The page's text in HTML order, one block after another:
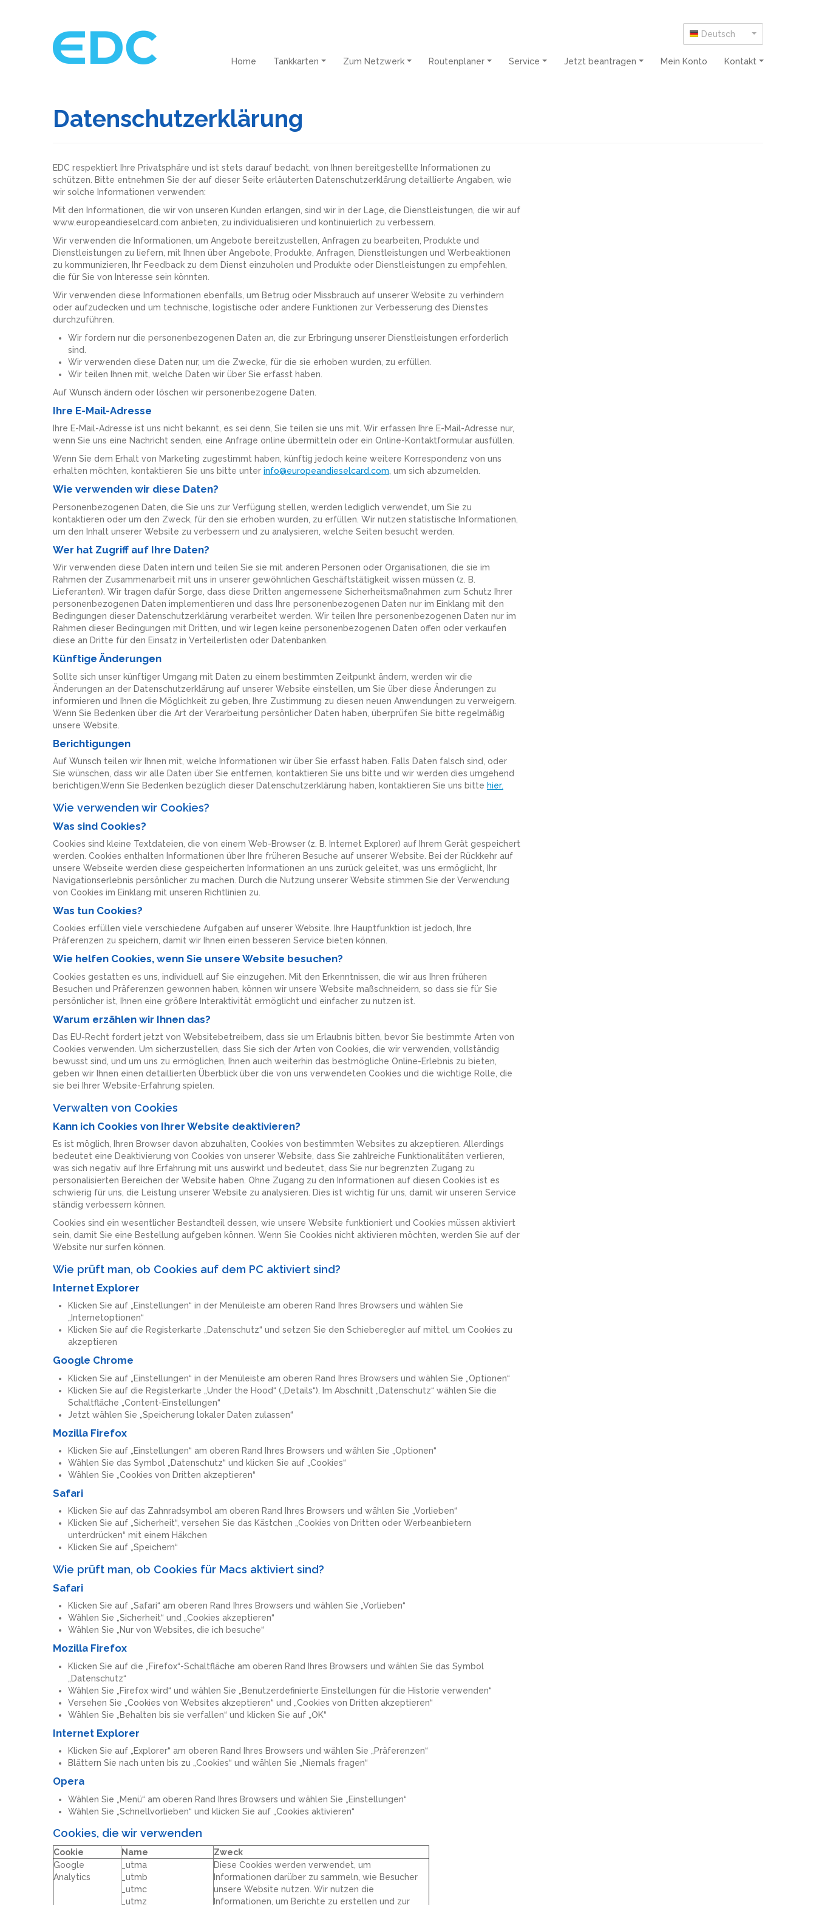
Home Tankkarten Zum Netzwerk Routenplaner Service Jetzt beantragen Mein Konto Kontakt
Deutsch
Datenschutzerklärung
EDC respektiert Ihre Privatsphäre und ist stets darauf bedacht, von Ihnen bereitgestellte Informationen zu
schützen. Bitte entnehmen Sie der auf dieser Seite erläuterten Datenschutzerklärung detaillierte Angaben, wie
wir solche Informationen verwenden:
Mit den Informationen, die wir von unseren Kunden erlangen, sind wir in der Lage, die Dienstleistungen, die wir auf
www.europeandieselcard.com anbieten, zu individualisieren und kontinuierlich zu verbessern.
Wir verwenden die Informationen, um Angebote bereitzustellen, Anfragen zu bearbeiten, Produkte und
Dienstleistungen zu liefern, mit Ihnen über Angebote, Produkte, Anfragen, Dienstleistungen und Werbeaktionen
zu kommunizieren, Ihr Feedback zu dem Dienst einzuholen und Produkte oder Dienstleistungen zu empfehlen,
die für Sie von Interesse sein könnten.
Wir verwenden diese Informationen ebenfalls, um Betrug oder Missbrauch auf unserer Website zu verhindern
oder aufzudecken und um technische, logistische oder andere Funktionen zur Verbesserung des Dienstes
durchzuführen.
Wir fordern nur die personenbezogenen Daten an, die zur Erbringung unserer Dienstleistungen erforderlich
sind.
Wir verwenden diese Daten nur, um die Zwecke, für die sie erhoben wurden, zu erfüllen.
Wir teilen Ihnen mit, welche Daten wir über Sie erfasst haben.
Auf Wunsch ändern oder löschen wir personenbezogene Daten.
Ihre E-Mail-Adresse
Ihre E-Mail-Adresse ist uns nicht bekannt, es sei denn, Sie teilen sie uns mit. Wir erfassen Ihre E-Mail-Adresse nur,
wenn Sie uns eine Nachricht senden, eine Anfrage online übermitteln oder ein Online-Kontaktformular ausfüllen.
Wenn Sie dem Erhalt von Marketing zugestimmt haben, künftig jedoch keine weitere Korrespondenz von uns
erhalten möchten, kontaktieren Sie uns bitte unter info@europeandieselcard.com, um sich abzumelden.
Wie verwenden wir diese Daten?
Personenbezogenen Daten, die Sie uns zur Verfügung stellen, werden lediglich verwendet, um Sie zu
kontaktieren oder um den Zweck, für den sie erhoben wurden, zu erfüllen. Wir nutzen statistische Informationen,
um den Inhalt unserer Website zu verbessern und zu analysieren, welche Seiten besucht werden.
Wer hat Zugriff auf Ihre Daten?
Wir verwenden diese Daten intern und teilen Sie sie mit anderen Personen oder Organisationen, die sie im
Rahmen der Zusammenarbeit mit uns in unserer gewöhnlichen Geschäftstätigkeit wissen müssen (z. B.
Lieferanten). Wir tragen dafür Sorge, dass diese Dritten angemessene Sicherheitsmaßnahmen zum Schutz Ihrer
personenbezogenen Daten implementieren und dass Ihre personenbezogenen Daten nur im Einklang mit den
Bedingungen dieser Datenschutzerklärung verarbeitet werden. Wir teilen Ihre personenbezogenen Daten nur im
Rahmen dieser Bedingungen mit Dritten, und wir legen keine personenbezogenen Daten offen oder verkaufen
diese an Dritte für den Einsatz in Verteilerlisten oder Datenbanken.
Künftige Änderungen
Sollte sich unser künftiger Umgang mit Daten zu einem bestimmten Zeitpunkt ändern, werden wir die
Änderungen an der Datenschutzerklärung auf unserer Website einstellen, um Sie über diese Änderungen zu
informieren und Ihnen die Möglichkeit zu geben, Ihre Zustimmung zu diesen neuen Anwendungen zu verweigern.
Wenn Sie Bedenken über die Art der Verarbeitung persönlicher Daten haben, überprüfen Sie bitte regelmäßig
unsere Website.
Berichtigungen
Auf Wunsch teilen wir Ihnen mit, welche Informationen wir über Sie erfasst haben. Falls Daten falsch sind, oder
Sie wünschen, dass wir alle Daten über Sie entfernen, kontaktieren Sie uns bitte und wir werden dies umgehend
berichtigen.Wenn Sie Bedenken bezüglich dieser Datenschutzerklärung haben, kontaktieren Sie uns bitte hier.
Wie verwenden wir Cookies?
Was sind Cookies?
Cookies sind kleine Textdateien, die von einem Web-Browser (z. B. Internet Explorer) auf Ihrem Gerät gespeichert
werden. Cookies enthalten Informationen über Ihre früheren Besuche auf unserer Website. Bei der Rückkehr auf
unsere Webseite werden diese gespeicherten Informationen an uns zurück geleitet, was uns ermöglicht, Ihr
Navigationserlebnis persönlicher zu machen. Durch die Nutzung unserer Website stimmen Sie der Verwendung
von Cookies im Einklang mit unseren Richtlinien zu.
Was tun Cookies?
Cookies erfüllen viele verschiedene Aufgaben auf unserer Website. Ihre Hauptfunktion ist jedoch, Ihre
Präferenzen zu speichern, damit wir Ihnen einen besseren Service bieten können.
Wie helfen Cookies, wenn Sie unsere Website besuchen?
Cookies gestatten es uns, individuell auf Sie einzugehen. Mit den Erkenntnissen, die wir aus Ihren früheren
Besuchen und Präferenzen gewonnen haben, können wir unsere Website maßschneidern, so dass sie für Sie
persönlicher ist, Ihnen eine größere Interaktivität ermöglicht und einfacher zu nutzen ist.
Warum erzählen wir Ihnen das?
Das EU-Recht fordert jetzt von Websitebetreibern, dass sie um Erlaubnis bitten, bevor Sie bestimmte Arten von
Cookies verwenden. Um sicherzustellen, dass Sie sich der Arten von Cookies, die wir verwenden, vollständig
bewusst sind, und um uns zu ermöglichen, Ihnen auch weiterhin das bestmögliche Online-Erlebnis zu bieten,
geben wir Ihnen einen detaillierten Überblick über die von uns verwendeten Cookies und die wichtige Rolle, die
sie bei Ihrer Website-Erfahrung spielen.
Verwalten von Cookies
Kann ich Cookies von Ihrer Website deaktivieren?
Es ist möglich, Ihren Browser davon abzuhalten, Cookies von bestimmten Websites zu akzeptieren. Allerdings
bedeutet eine Deaktivierung von Cookies von unserer Website, dass Sie zahlreiche Funktionalitäten verlieren,
was sich negativ auf Ihre Erfahrung mit uns auswirkt und bedeutet, dass Sie nur begrenzten Zugang zu
personalisierten Bereichen der Website haben. Ohne Zugang zu den Informationen auf diesen Cookies ist es
schwierig für uns, die Leistung unserer Website zu analysieren. Dies ist wichtig für uns, damit wir unseren Service
ständig verbessern können.
Cookies sind ein wesentlicher Bestandteil dessen, wie unsere Website funktioniert und Cookies müssen aktiviert
sein, damit Sie eine Bestellung aufgeben können. Wenn Sie Cookies nicht aktivieren möchten, werden Sie auf der
Website nur surfen können.
Wie prüft man, ob Cookies auf dem PC aktiviert sind?
Internet Explorer
Klicken Sie auf „Einstellungen“ in der Menüleiste am oberen Rand Ihres Browsers und wählen Sie
„Internetoptionen“
Klicken Sie auf die Registerkarte „Datenschutz“ und setzen Sie den Schieberegler auf mittel, um Cookies zu
akzeptieren
Google Chrome
Klicken Sie auf „Einstellungen“ in der Menüleiste am oberen Rand Ihres Browsers und wählen Sie „Optionen“
Klicken Sie auf die Registerkarte „Under the Hood“ („Details“). Im Abschnitt „Datenschutz“ wählen Sie die
Schaltfläche „Content-Einstellungen“
Jetzt wählen Sie „Speicherung lokaler Daten zulassen“
Mozilla Firefox
Klicken Sie auf „Einstellungen“ am oberen Rand Ihres Browsers und wählen Sie „Optionen“
Wählen Sie das Symbol „Datenschutz“ und klicken Sie auf „Cookies“
Wählen Sie „Cookies von Dritten akzeptieren“
Safari
Klicken Sie auf das Zahnradsymbol am oberen Rand Ihres Browsers und wählen Sie „Vorlieben“
Klicken Sie auf „Sicherheit“, versehen Sie das Kästchen „Cookies von Dritten oder Werbeanbietern
unterdrücken“ mit einem Häkchen
Klicken Sie auf „Speichern“
Wie prüft man, ob Cookies für Macs aktiviert sind?
Safari
Klicken Sie auf „Safari“ am oberen Rand Ihres Browsers und wählen Sie „Vorlieben“
Wählen Sie „Sicherheit“ und „Cookies akzeptieren“
Wählen Sie „Nur von Websites, die ich besuche“
Mozilla Firefox
Klicken Sie auf die „Firefox“-Schaltfläche am oberen Rand Ihres Browsers und wählen Sie das Symbol
„Datenschutz“
Wählen Sie „Firefox wird“ und wählen Sie „Benutzerdefinierte Einstellungen für die Historie verwenden“
Versehen Sie „Cookies von Websites akzeptieren“ und „Cookies von Dritten akzeptieren“
Wählen Sie „Behalten bis sie verfallen“ und klicken Sie auf „OK“
Internet Explorer
Klicken Sie auf „Explorer“ am oberen Rand Ihres Browsers und wählen Sie „Präferenzen“
Blättern Sie nach unten bis zu „Cookies“ und wählen Sie „Niemals fragen“
Opera
Wählen Sie „Menü“ am oberen Rand Ihres Browsers und wählen Sie „Einstellungen“
Wählen Sie „Schnellvorlieben“ und klicken Sie auf „Cookies aktivieren“
Cookies, die wir verwenden
Cookie Name
Zweck
Google
Analytics
_utma
_utmb
_utmc
_utmz
Diese Cookies werden verwendet, um
Informationen darüber zu sammeln, wie Besucher
unsere Website nutzen. Wir nutzen die
Informationen, um Berichte zu erstellen und zur